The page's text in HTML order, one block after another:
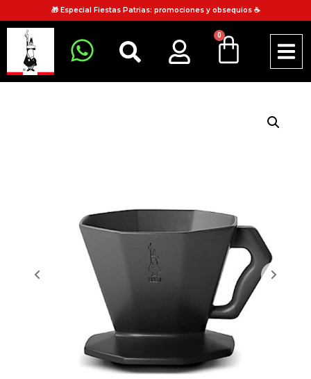
🎁 Especial Fiestas Patrias: promociones y obsequios ☕
0